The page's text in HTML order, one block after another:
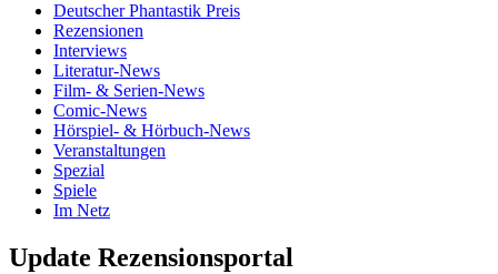
Deutscher Phantastik Preis
Rezensionen
Interviews
Literatur-News
Film- & Serien-News
Comic-News
Hörspiel- & Hörbuch-News
Veranstaltungen
Spezial
Spiele
Im Netz
Update Rezensionsportal